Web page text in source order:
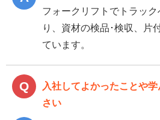
フォークリフトでトラッ
り、資材の検品･検収、片
ています。
入社してよかったことや
さい